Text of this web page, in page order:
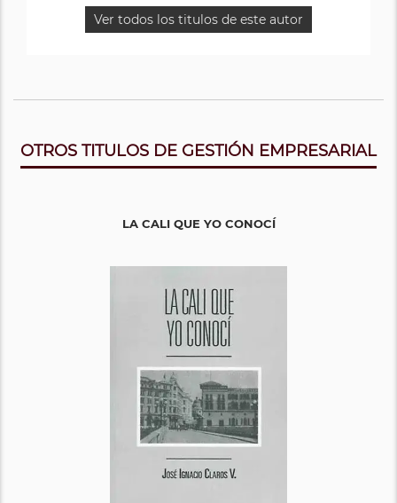
Ver todos los titulos de este autor
Ver todos los titulos de este autor
OTROS TITULOS DE GESTIÓN EMPRESARIAL
LA CALI QUE YO CONOCÍ